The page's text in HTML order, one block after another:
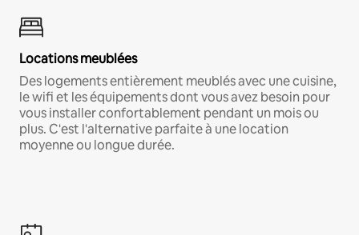
Locations meublées
Des logements entièrement meublés avec une cuisine,
le wifi et les équipements dont vous avez besoin pour
vous installer confortablement pendant un mois ou
plus. C'est l'alternative parfaite à une location
moyenne ou longue durée.